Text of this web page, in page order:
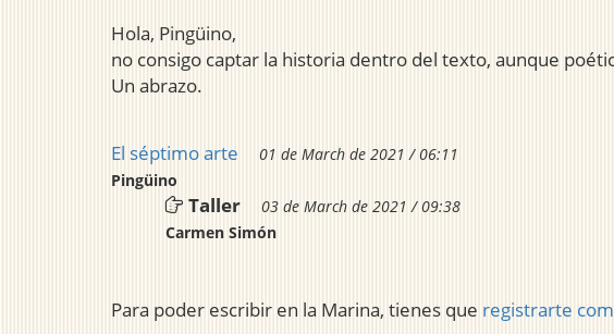
Hola, Pingüino,
no consigo captar la historia dentro del texto, aunque
Un abrazo.
El séptimo arte
01 de March de 2021 / 06:11
Pingüino
Taller
03 de March de 2021 / 09:38
Carmen Simón
Para poder escribir en la Marina, tienes que registrarte